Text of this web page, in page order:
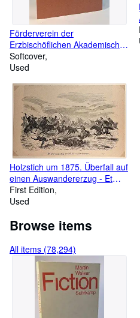
Förderverein der
Erzbischöflichen Akademischen
Bibliothek Paderborn E. V.
(1987 - 2002)
Softcover
Used
Holzstich um 1875. Überfall auf
einen Auswandererzug - Et
Udvandretog overfaldes af
Indianere.; Pferd - Kampfszene
First Edition
Used
Browse items
All items (78,294)